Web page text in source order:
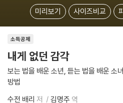
미리보기 사이즈비교
소득공제
내게 없던 감각
보는 법을 배운 소년, 듣는 법을 배운 소
방법
수전 배리 저 김명주 역